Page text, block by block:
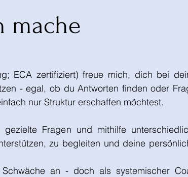
mache
ECA zertifiziert) freue mich, dich bei
- egal, ob du Antworten finden oder
nur Struktur erschaffen möchtest.
Fragen und mithilfe
zu begleiten und deine
an - doch als systemischer